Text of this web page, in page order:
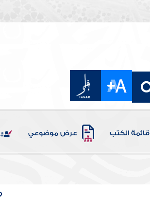
قائمة الكتب عرض موضوعي